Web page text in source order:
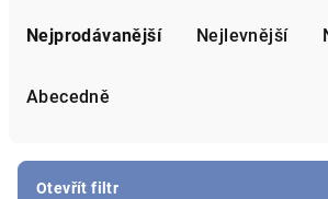
Nejprodávanější Nejlevnější
Abecedně
Otevřít filtr